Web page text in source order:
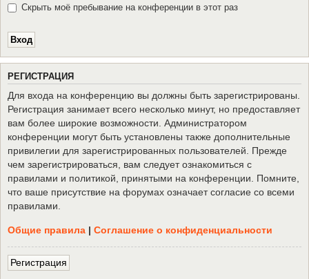
Скрыть моё пребывание на конференции в этот раз
РЕГИСТРАЦИЯ
Для входа на конференцию вы должны быть зарегистрированы.
Регистрация занимает всего несколько минут, но предоставляет
вам более широкие возможности. Администратором
конференции могут быть установлены также дополнительные
привилегии для зарегистрированных пользователей. Прежде
чем зарегистрироваться, вам следует ознакомиться с
правилами и политикой, принятыми на конференции. Помните,
что ваше присутствие на форумах означает согласие со всеми
правилами.
Общие правила | Соглашение о конфиденциальности
Регистрация